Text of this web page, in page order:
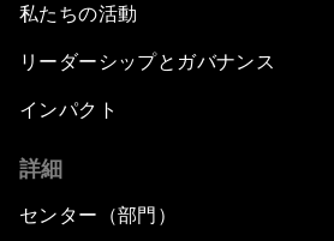
私たちの活動
リーダーシップとガバナンス
インパクト
詳細
センター（部門）